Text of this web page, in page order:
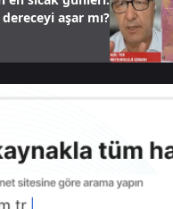
aşar mı?